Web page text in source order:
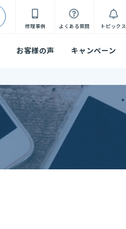
修理事例 よくある質問 トピックス
お客様の声 キャンペーン